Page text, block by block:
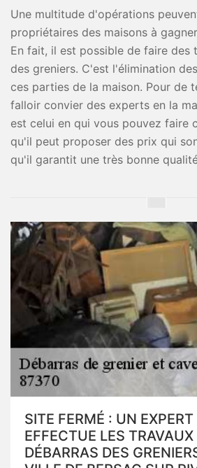
Une multitude d'opérations
propriétaires des maisons à
En fait, il est possible de faire des
des greniers. C'est l'élimination
ces parties de la maison. Pour de
falloir convier des experts en la
est celui en qui vous pouvez faire
qu'il peut proposer des prix qui
qu'il garantit une très bonne
SITE FERMÉ : UN EXPERT
EFFECTUE LES TRAVAUX
DÉBARRAS DES